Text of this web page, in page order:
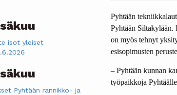
isot yleiset
Pyhtään rannikko- ja
Pyhtään
Pyhtään
on myös tehnyt
esisopimusten
– Pyhtään kunnan
työpaikkoja